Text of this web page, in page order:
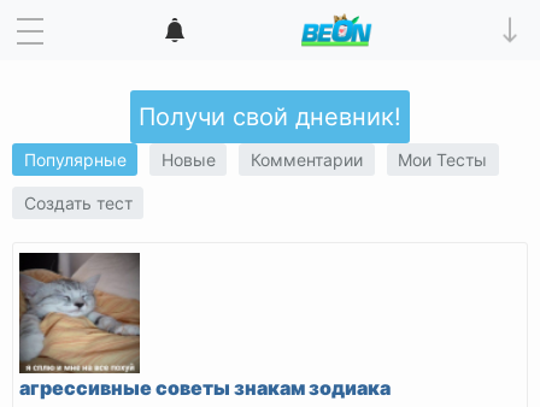
Получи свой дневник!
Популярные Новые Комментарии Мои Тесты
Создать тест
агрессивные советы знакам зодиака